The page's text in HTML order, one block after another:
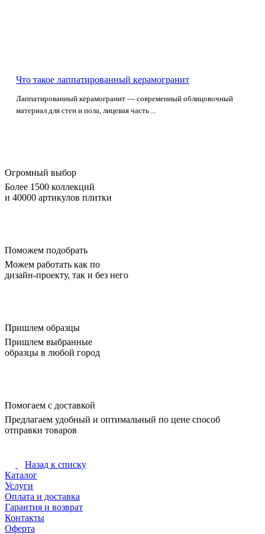
Что такое лаппатированный керамогранит
Лаппатированный керамогранит — современный облицовочный
материал для стен и пола, лицевая часть ...
Огромный выбор
Более 1500 коллекций
и 40000 артикулов плитки
Поможем подобрать
Можем работать как по
дизайн-проекту, так и без него
Пришлем образцы
Пришлем выбранные
образцы в любой город
Помогаем с доставкой
Предлагаем удобный и оптимальный по цене способ
отправки товаров
Назад к списку
Каталог
Услуги
Оплата и доставка
Гарантия и возврат
Контакты
Оферта